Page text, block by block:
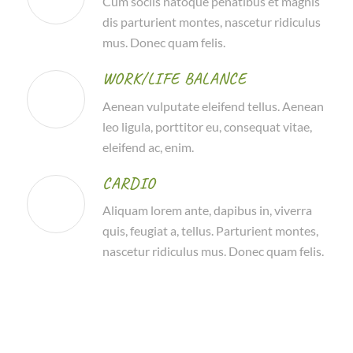
dis parturient montes, nascetur ridiculus
mus. Donec quam felis.
WORK/LIFE BALANCE
Aenean vulputate eleifend tellus. Aenean
leo ligula, porttitor eu, consequat vitae,
eleifend ac, enim.
CARDIO
Aliquam lorem ante, dapibus in, viverra
quis, feugiat a, tellus. Parturient montes,
nascetur ridiculus mus. Donec quam felis.